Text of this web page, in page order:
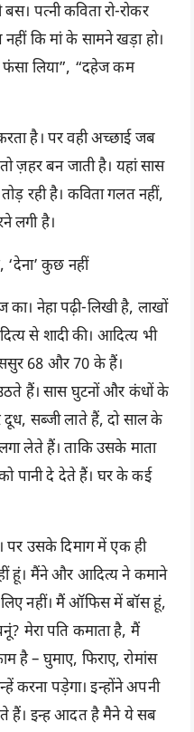
पत्नी कविता रो-रोकर
नहीं कि मां के सामने खड़ा हो।
फंसा लिया”, “दहेज कम
है। पर वही अच्छाई जब
ज़हर बन जाती है। यहां सास
रही है। कविता गलत नहीं,
लगी है।
‘देना’ कुछ नहीं
नेहा पढ़ी-लिखी है, लाखों
से शादी की। आदित्य भी
68 और 70 के हैं।
हैं। सास घुटनों और कंधों के
सब्जी लाते हैं, दो साल के
लेते हैं। ताकि उसके माता
पानी दे देते हैं। घर के कई
पर उसके दिमाग में एक ही
हूं। मैंने और आदित्य ने कमाने
नहीं। मैं ऑफिस में बॉस हूं,
मेरा पति कमाता है, मैं
है – घुमाए, फिराए, रोमांस
करना पड़ेगा। इन्होंने अपनी
हैं। इन्ह आदत है मैने ये सब